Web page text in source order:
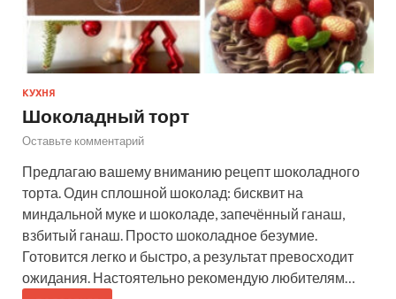
КУХНЯ
Шоколадный торт
Оставьте комментарий
Предлагаю вашему вниманию рецепт шоколадного
торта. Один сплошной шоколад: бисквит на
миндальной муке и шоколаде, запечённый ганаш,
взбитый ганаш. Просто шоколадное безумие.
Готовится легко и быстро, а результат превосходит
ожидания. Настоятельно рекомендую любителям…